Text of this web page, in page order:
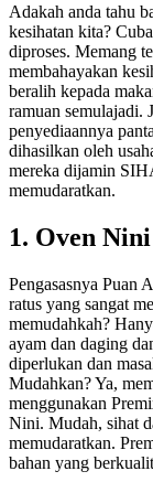
Adakah anda tahu
kesihatan kita?
diproses. Memang
membahayakan
beralih kepada
ramuan semulajadi.
penyediaannya
dihasilkan oleh
mereka dijamin
memudaratkan.
1. Oven Nini
Pengasasnya Puan
ratus yang sangat
memudahkah?
ayam dan daging
diperlukan dan
Mudahkan? Ya,
menggunakan
Nini. Mudah, sihat
memudaratkan.
bahan yang